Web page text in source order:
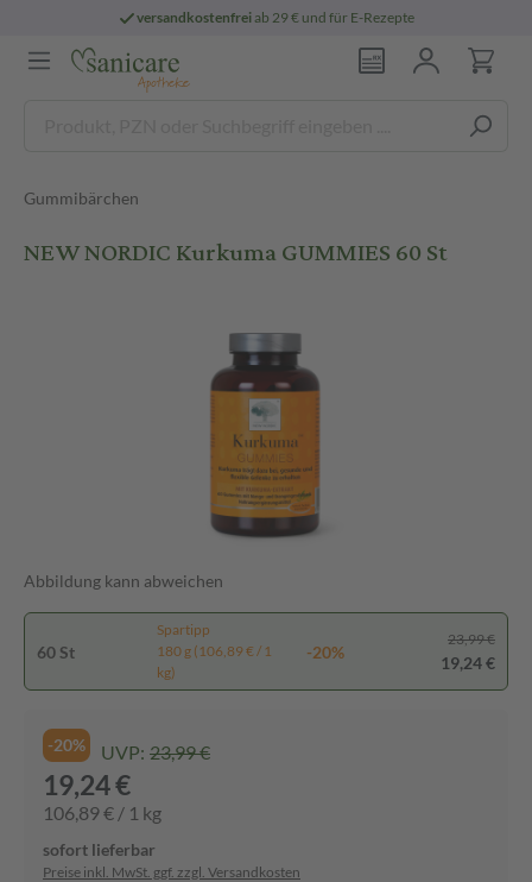
versandkostenfreiab 29 € und für E-Rezepte
Gummibärchen
NEW NORDIC Kurkuma GUMMIES 60 St
Abbildung kann abweichen
60 St
Spartipp
180 g (106,89 € / 1
kg)
-20%
23,99 €
19,24 €
-20% UVP: 23,99 €
19,24 €
106,89 € / 1 kg
sofort lieferbar
Preise inkl. MwSt. ggf. zzgl. Versandkosten